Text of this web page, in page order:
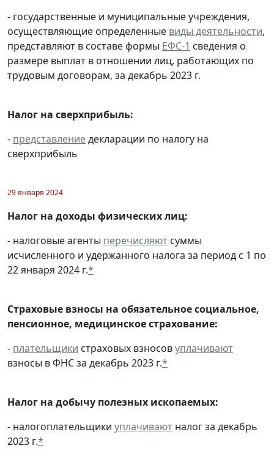
- государственные и муниципальные учреждения,
осуществляющие определенные виды деятельности,
представляют в составе формы ЕФС-1 сведения о
размере выплат в отношении лиц, работающих по
трудовым договорам, за декабрь 2023 г.
Налог на сверхприбыль:
- представлениедекларации по налогу на
сверхприбыль
29 января 2024
Налог на доходы физических лиц:
- налоговые агенты перечисляют суммы
исчисленного и удержанного налога за период с 1 по
22 января 2024 г.*
Страховые взносы на обязательное социальное,
пенсионное, медицинское страхование:
- плательщики страховых взносовуплачивают
взносы в ФНС за декабрь 2023 г.*
Налог на добычу полезных ископаемых:
- налогоплательщики уплачивают налог за декабрь
2023 г.*